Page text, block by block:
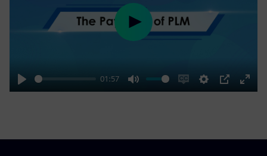
Play
01:57
Mute
EnableSettings
PIP
Enter
Play